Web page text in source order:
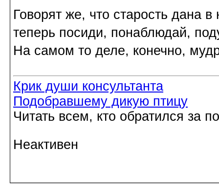
Говорят же, что старость дана
теперь посиди, понаблюдай,
На самом то деле, конечно,
Крик души консультанта
Подобравшему дикую птицу
Читать всем, кто обратился за
Неактивен